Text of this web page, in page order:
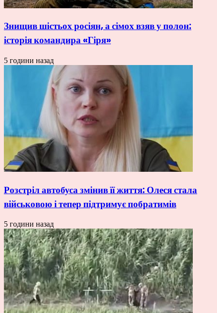
Знищив шістьох росіян, а сімох взяв у полон:
історія командира «Гіря»
5 години назад
Розстріл автобуса змінив її життя: Олеся стала
військовою і тепер підтримує побратимів
5 години назад